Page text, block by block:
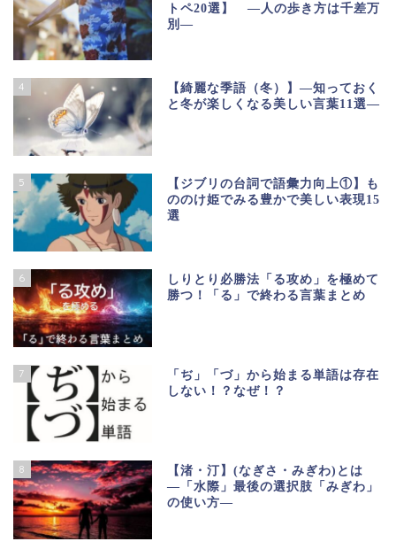
トペ20選】 ―人の歩き方は千差万
別―
4
【綺麗な季語（冬）】―知っておく
と冬が楽しくなる美しい言葉11選―
5
【ジブリの台詞で語彙力向上①】も
ののけ姫でみる豊かで美しい表現15
選
6
しりとり必勝法「る攻め」を極めて
勝つ！「る」で終わる言葉まとめ
7
「ぢ」「づ」から始まる単語は存在
しない！？なぜ！？
8
【渚・汀】(なぎさ・みぎわ)とは
―「水際」最後の選択肢「みぎわ」
の使い方―